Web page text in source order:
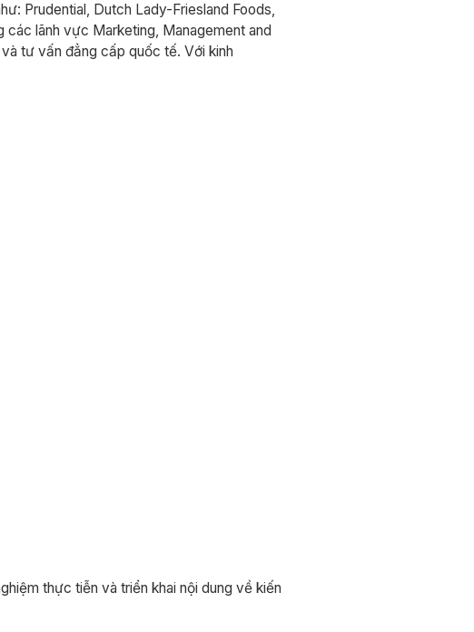
Prudential, Dutch Lady-Friesland Foods,
lãnh vực Marketing, Management and
tư vấn đẳng cấp quốc tế. Với kinh
thực tiễn và triển khai nội dung về kiến